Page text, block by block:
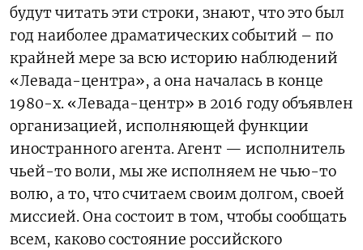
будут читать эти строки, знают, что это был
год наиболее драматических событий – по
крайней мере за всю историю наблюдений
«Левада-центра», а она началась в конце
1980-х. «Левада-центр» в 2016 году объявлен
организацией, исполняющей функции
иностранного агента. Агент — исполнитель
чьей-то воли, мы же исполняем не чью-то
волю, а то, что считаем своим долгом, своей
миссией. Она состоит в том, чтобы сообщать
всем, каково состояние российского